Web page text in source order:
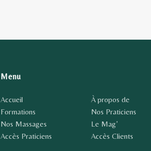
Menu
Accueil
À propos de
Formations
Nos Praticiens
Nos Massages
Le Mag’
Accès Praticiens
Accès Clients